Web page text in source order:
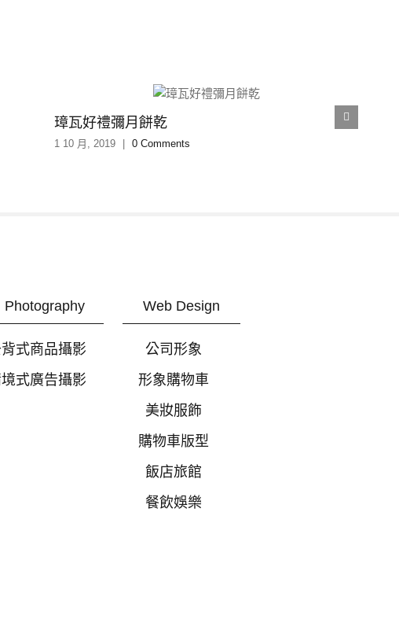
璋瓦好禮彌月餅乾
1 10 月, 2019 | 0 Comments
Photography
式商品攝影
式廣告攝影
Web Design
公司形象
形象購物車
美妝服飾
購物車版型
飯店旅館
餐飲娛樂